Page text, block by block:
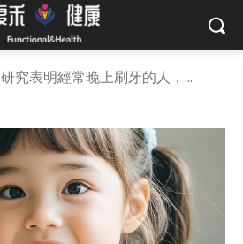
研究表明經常晚上刷牙的人，...